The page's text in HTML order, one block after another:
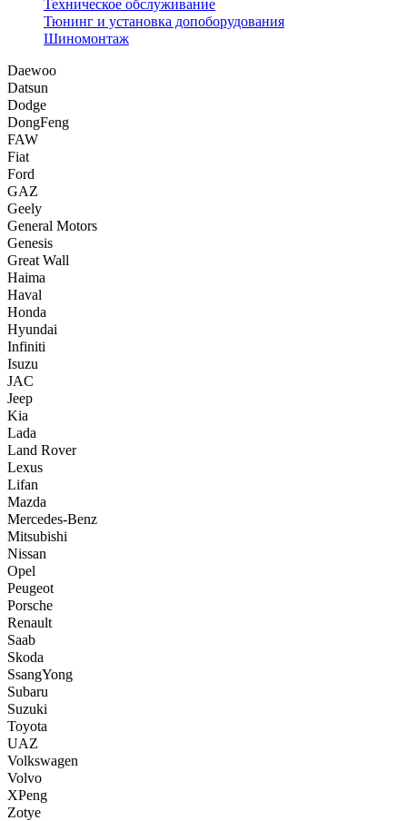
Техническое обслуживание
Тюнинг и установка допоборудования
Шиномонтаж
Daewoo
Datsun
Dodge
DongFeng
FAW
Fiat
Ford
GAZ
Geely
General Motors
Genesis
Great Wall
Haima
Haval
Honda
Hyundai
Infiniti
Isuzu
JAC
Jeep
Kia
Lada
Land Rover
Lexus
Lifan
Mazda
Mercedes-Benz
Mitsubishi
Nissan
Opel
Peugeot
Porsche
Renault
Saab
Skoda
SsangYong
Subaru
Suzuki
Toyota
UAZ
Volkswagen
Volvo
XPeng
Zotye